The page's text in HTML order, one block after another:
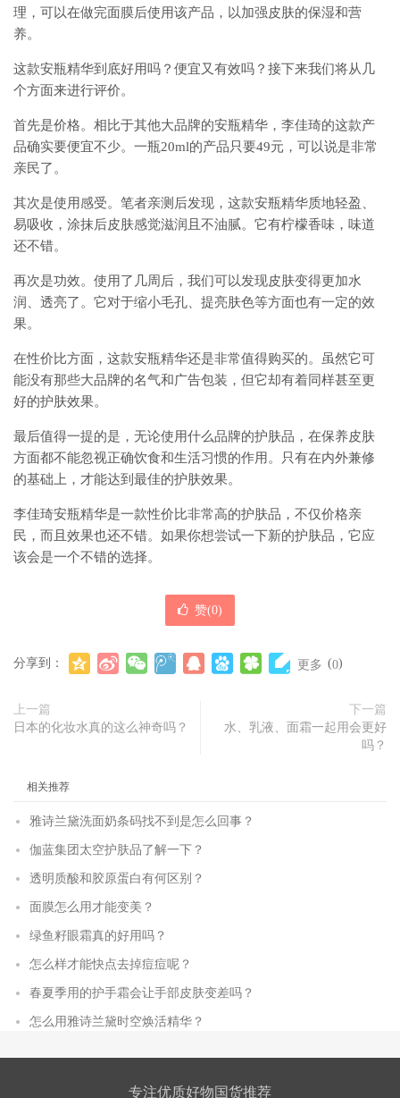
理，可以在做完面膜后使用该产品，以加强皮肤的保湿和营
养。
这款安瓶精华到底好用吗？便宜又有效吗？接下来我们将从几
个方面来进行评价。
首先是价格。相比于其他大品牌的安瓶精华，李佳琦的这款产
品确实要便宜不少。一瓶20ml的产品只要49元，可以说是非常
亲民了。
其次是使用感受。笔者亲测后发现，这款安瓶精华质地轻盈、
易吸收，涂抹后皮肤感觉滋润且不油腻。它有柠檬香味，味道
还不错。
再次是功效。使用了几周后，我们可以发现皮肤变得更加水
润、透亮了。它对于缩小毛孔、提亮肤色等方面也有一定的效
果。
在性价比方面，这款安瓶精华还是非常值得购买的。虽然它可
能没有那些大品牌的名气和广告包装，但它却有着同样甚至更
好的护肤效果。
最后值得一提的是，无论使用什么品牌的护肤品，在保养皮肤
方面都不能忽视正确饮食和生活习惯的作用。只有在内外兼修
的基础上，才能达到最佳的护肤效果。
李佳琦安瓶精华是一款性价比非常高的护肤品，不仅价格亲
民，而且效果也还不错。如果你想尝试一下新的护肤品，它应
该会是一个不错的选择。
赞(0)
分享到： 更多 (0)
上一篇
日本的化妆水真的这么神奇吗？
下一篇
水、乳液、面霜一起用会更好
吗？
相关推荐
雅诗兰黛洗面奶条码找不到是怎么回事？
伽蓝集团太空护肤品了解一下？
透明质酸和胶原蛋白有何区别？
面膜怎么用才能变美？
绿鱼籽眼霜真的好用吗？
怎么样才能快点去掉痘痘呢？
春夏季用的护手霜会让手部皮肤变差吗？
怎么用雅诗兰黛时空焕活精华？
专注优质好物国货推荐